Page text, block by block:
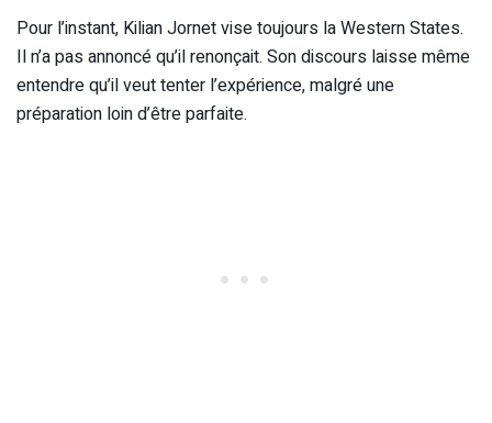
Pour l’instant, Kilian Jornet vise toujours la Western States.
Il n’a pas annoncé qu’il renonçait. Son discours laisse même
entendre qu’il veut tenter l’expérience, malgré une
préparation loin d’être parfaite.